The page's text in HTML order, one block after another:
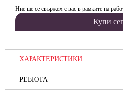
Ние ще се свържем с вас в рамките на
ХАРАКТЕРИСТИКИ
РЕВЮТА